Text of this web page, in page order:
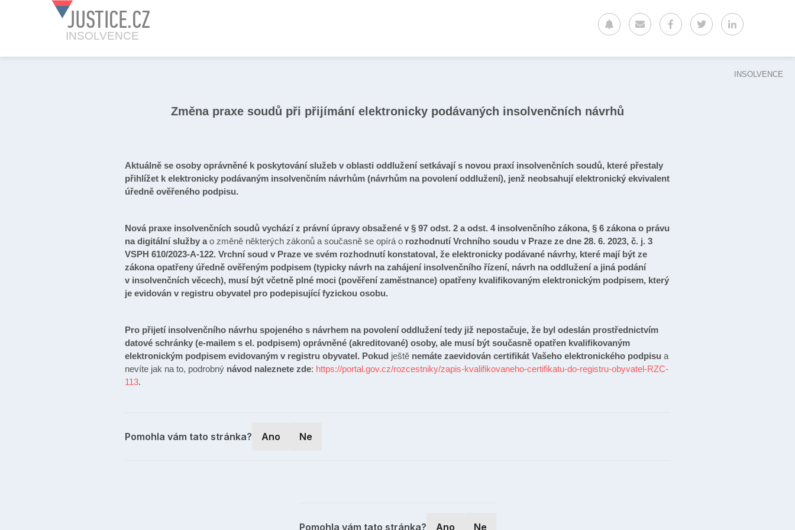
JUSTICE.CZ
INSOLVENCE
INSOLVENCE
Změna praxe soudů při přijímání elektronicky podávaných insolvenčních návrhů
Aktuálně se osoby oprávněné k poskytování služeb v oblasti oddlužení setkávají s novou praxí insolvenčních soudů, které přestaly
přihlížet k elektronicky podávaným insolvenčním návrhům (návrhům na povolení oddlužení), jenž neobsahují elektronický ekvivalent
úředně ověřeného podpisu.
Nová praxe insolvenčních soudů vychází z právní úpravy obsažené v § 97 odst. 2 a odst. 4 insolvenčního zákona, § 6 zákona o právu
na digitální služby ao změně některých zákonů a současně se opírá o rozhodnutí Vrchního soudu v Praze ze dne 28. 6. 2023, č. j. 3
VSPH 610/2023-A-122. Vrchní soud v Praze ve svém rozhodnutí konstatoval, že elektronicky podávané návrhy, které mají být ze
zákona opatřeny úředně ověřeným podpisem (typicky návrh na zahájení insolvenčního řízení, návrh na oddlužení a jiná podání
v insolvenčních věcech), musí být včetně plné moci (pověření zaměstnance) opatřeny kvalifikovaným elektronickým podpisem, který
je evidován v registru obyvatel pro podepisující fyzickou osobu.
Pro přijetí insolvenčního návrhu spojeného s návrhem na povolení oddlužení tedy již nepostačuje, že byl odeslán prostřednictvím
datové schránky (e-mailem s el. podpisem) oprávněné (akreditované) osoby, ale musí být současně opatřen kvalifikovaným
elektronickým podpisem evidovaným v registru obyvatel. Pokud ještě nemáte zaevidován certifikát Vašeho elektronického podpisu a
nevíte jak na to, podrobný návod naleznete zde: https://portal.gov.cz/rozcestniky/zapis-kvalifikovaneho-certifikatu-do-registru-obyvatel-RZC-
113.
Pomohla vám tato stránka? Ano Ne
Pomohla vám tato stránka? Ano Ne